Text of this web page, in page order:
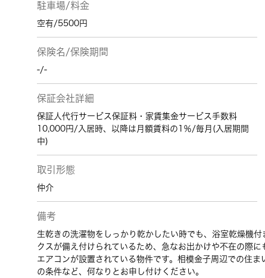
駐車場/料金
空有/5500円
保険名/保険期間
-/-
保証会社詳細
保証人代行サービス保証料・家賃集金サービス手数料
10,000円/入居時、以降は月額賃料の1％/毎月(入居期間
中)
取引形態
仲介
備考
生乾きの洗濯物をしっかり乾かしたい時でも、浴室乾燥機
クスが備え付けられているため、急なお出かけや不在の際
エアコンが設置されている物件です。相模金子周辺での住
の条件など、何なりとお申し付けください。